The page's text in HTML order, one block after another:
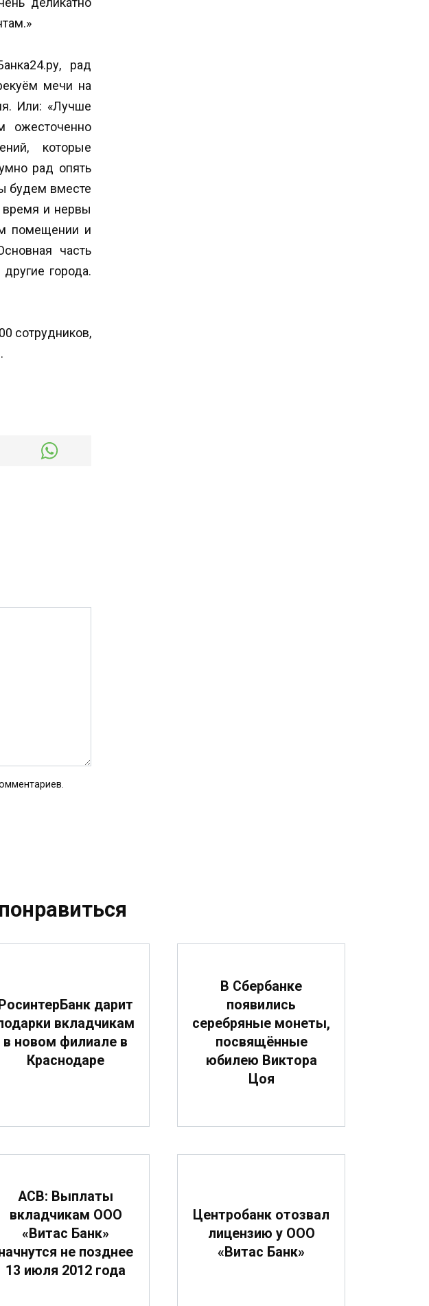
рад
мечи на
Или: «Лучше
ожесточенно
которые
рад опять
будем вместе
время и нервы
помещении и
часть
города.
сотрудников,
РосинтерБанк дарит
вкладчикам
в новом филиале в
Краснодаре
В Сбербанке
появились
серебряные монеты,
посвящённые
юбилею Виктора
Цоя
АСВ: Выплаты
вкладчикам ООО
«Витас Банк»
не позднее
13 июля 2012 года
Центробанк отозвал
лицензию у ООО
«Витас Банк»